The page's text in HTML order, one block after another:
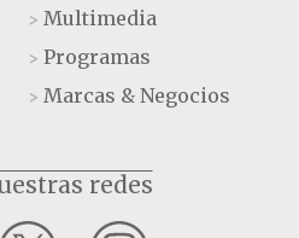
> Multimedia
> Programas
> Marcas & Negocios
redes